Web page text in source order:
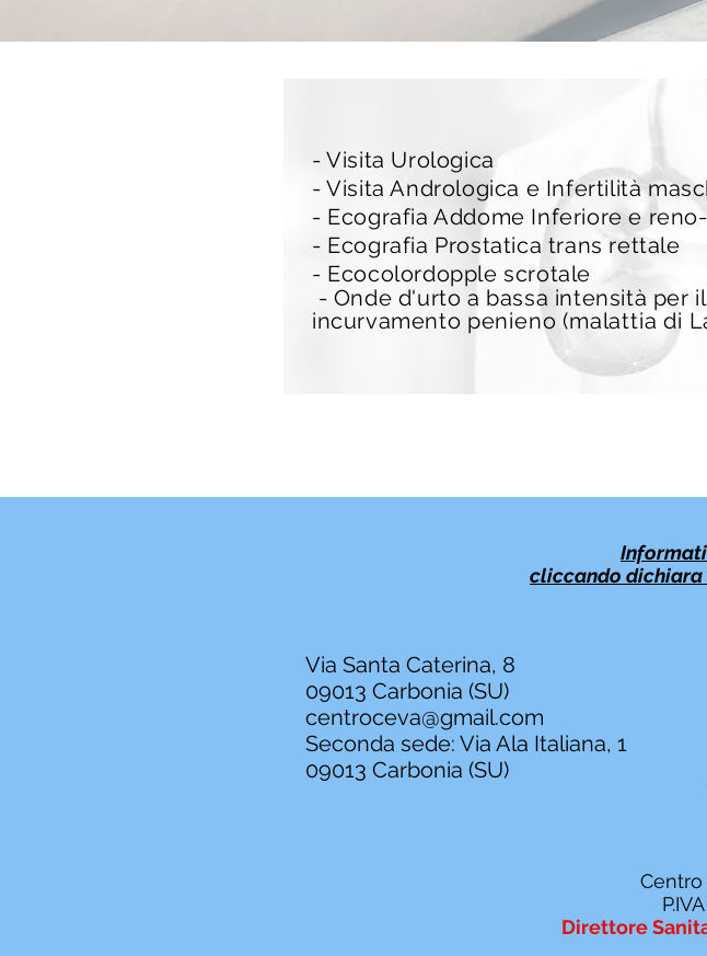
- Visita Urologica
- Visita Andrologica e Infertilità
- Ecografia Addome Inferiore e
- Ecografia Prostatica trans rettale
- Ecocolordopple scrotale
- Onde d'urto a bassa intensità
incurvamento penieno (malattia di
cliccando dichiara
Via Santa Caterina, 8
09013 Carbonia (SU)
centroceva@gmail.com
Seconda sede: Via Ala Italiana, 1
09013 Carbonia (SU)
Centro
Direttore